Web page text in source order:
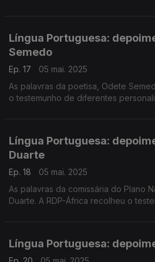
Língua Portuguesa:
Semedo
Ep. 17
05 mai. 2025
As palavras da poetisa, Odete
o testemunho de diferentes
Língua Portuguesa:
Duarte
Ep. 18
05 mai. 2025
As palavras da comissária do Plano
Duarte. A RDP-África recolheu o
Língua Portuguesa: